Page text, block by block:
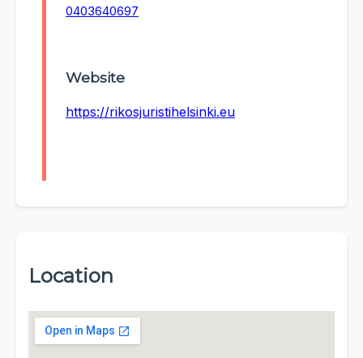
0403640697
Website
https://rikosjuristihelsinki.eu
Location